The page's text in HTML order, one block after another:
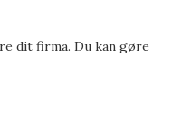
dit firma. Du kan gøre